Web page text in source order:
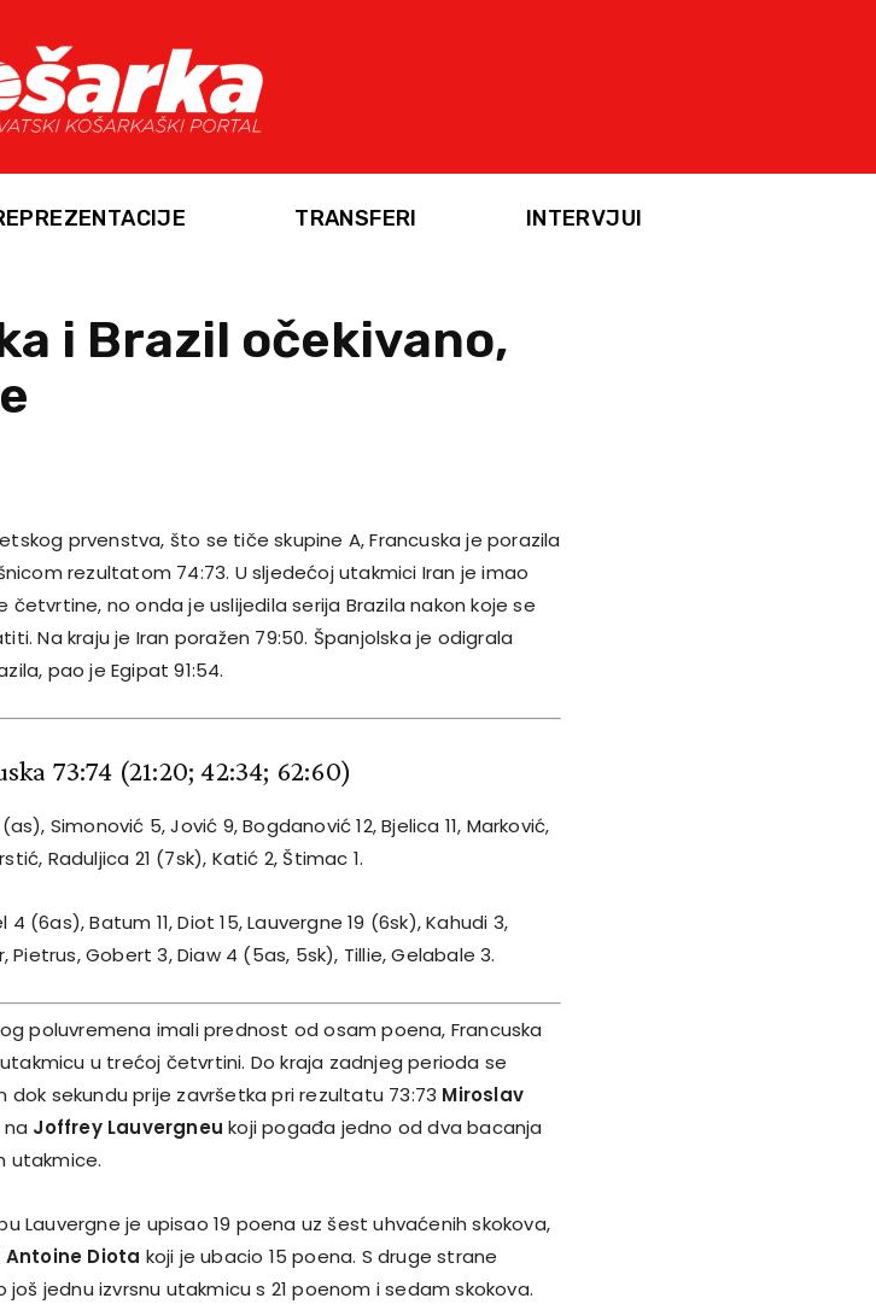
TRANSFERI INTERVJUI
i Brazil očekivano,
prvenstva, što se tiče skupine A, Francuska je porazila
rezultatom 74:73. U sljedećoj utakmici Iran je imao
četvrtine, no onda je uslijedila serija Brazila nakon koje se
Na kraju je Iran poražen 79:50. Španjolska je odigrala
pao je Egipat 91:54.
73:74 (21:20; 42:34; 62:60)
Simonović 5, Jović 9, Bogdanović 12, Bjelica 11, Marković,
Raduljica 21 (7sk), Katić 2, Štimac 1.
(6as), Batum 11, Diot 15, Lauvergne 19 (6sk), Kahudi 3,
Pietrus, Gobert 3, Diaw 4 (5as, 5sk), Tillie, Gelabale 3.
poluvremena imali prednost od osam poena, Francuska
u trećoj četvrtini. Do kraja zadnjeg perioda se
dok sekundu prije završetka pri rezultatu 73:73 Miroslav
Joffrey Lauvergneu koji pogađa jedno od dva bacanja
utakmice.
Lauvergne je upisao 19 poena uz šest uhvaćenih skokova,
Antoine Diota koji je ubacio 15 poena. S druge strane
još jednu izvrsnu utakmicu s 21 poenom i sedam skokova.